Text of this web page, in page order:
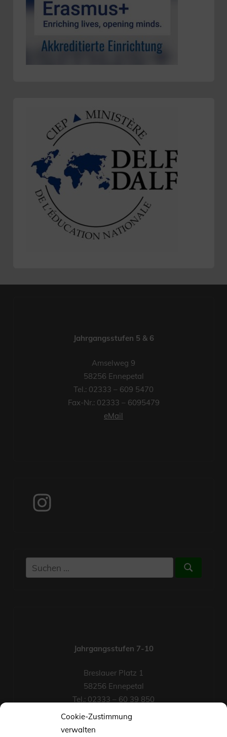
Cookie-Zustimmung
verwalten
Jahrgangsstufen 5 & 6
Amselweg 9
58256 Ennepetal
Tel.: 02333 – 609 5470
Fax-Nr.: 02333 – 6095479
eMail
Instagram
Suchen
nach:
Suchen
Jahrgangsstufen 7-10
Breslauer Platz 1
58256 Ennepetal
Tel.: 02333 – 60 39 850
Fax-Nr.: 02333 – 60 39 852